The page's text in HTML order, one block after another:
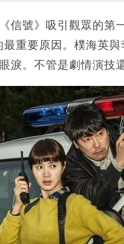
信號》吸引觀眾的第
重要原因。樸海英
淚。不管是劇情演技